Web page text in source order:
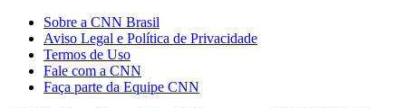
Sobre a CNN Brasil
Aviso Legal e Política de Privacidade
Termos de Uso
Fale com a CNN
Faça parte da Equipe CNN